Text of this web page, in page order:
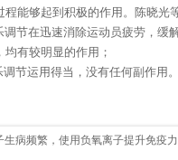
能够起到积极的作用。陈晓光
节在迅速消除运动员疲劳，缓
有较明显的作用；
节运用得当，没有任何副作用。
生病频繁，使用负氧离子提升免疫